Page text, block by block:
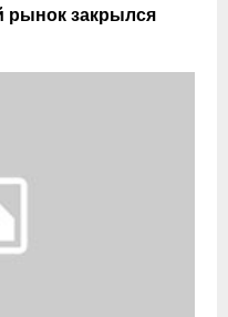
закрылся